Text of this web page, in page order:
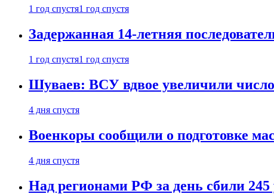
1 год спустя1 год спустя
Задержанная 14-летняя
1 год спустя1 год спустя
Шуваев: ВСУ вдвое увеличили число
4 дня спустя
Военкоры сообщили о подготовке
4 дня спустя
Над регионами РФ за день сбили